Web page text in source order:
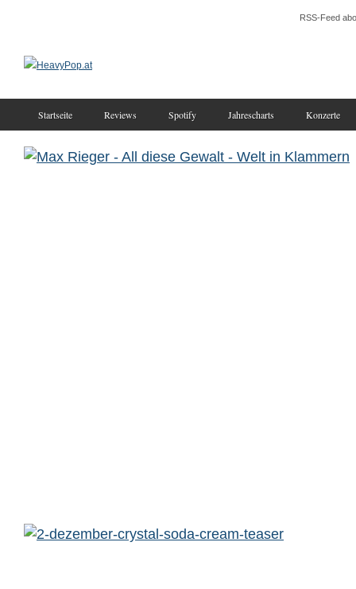
RSS-Feed
Startseite Reviews Spotify Jahrescharts Konzerte